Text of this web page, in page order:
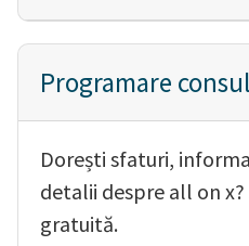
Programare
Dorești sfaturi,
detalii despre all on
gratuită.